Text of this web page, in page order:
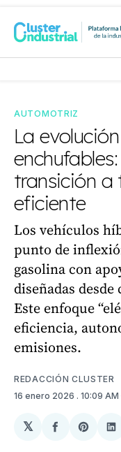
AUTOMOTRIZ
La
transición a
eficiente
Los vehículos
punto de
gasolina con
diseñadas
Este enfoque
eficiencia,
emisiones.
REDACCIÓN CLUSTER
16 enero 2026 . 10:09 AM
𝕏
Compartir
Share